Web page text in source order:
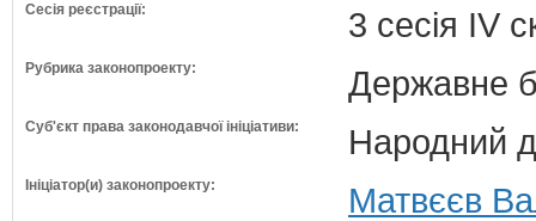
Сесія реєстрації: 3 сесія IV
Рубрика законопроекту: Державне
Суб'єкт права законодавчої ініціативи: Народний
Ініціатор(и) законопроекту:
Матвєєв